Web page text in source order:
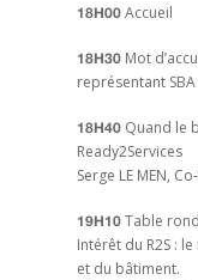
18H00 Accueil
18H30 Mot
représentant
18H40 Quand le
Ready2Services
Serge LE MEN,
19H10 Table
Intérêt du R2S :
et du bâtiment.